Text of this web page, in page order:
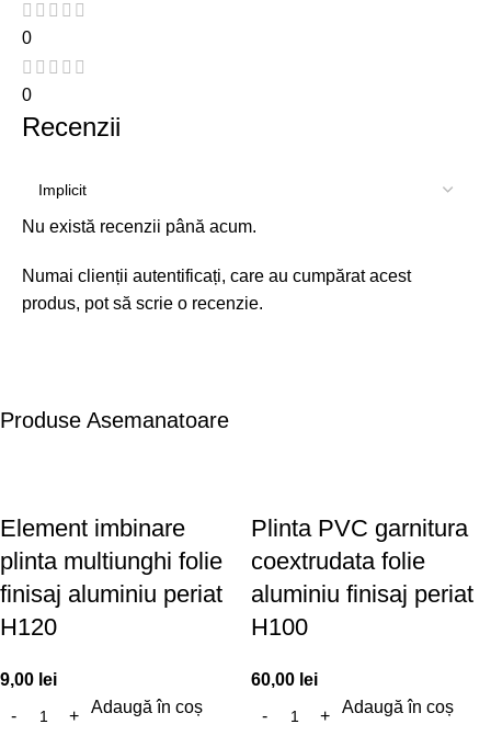
0
0
Recenzii
Nu există recenzii până acum.
Numai clienții autentificați, care au cumpărat acest
produs, pot să scrie o recenzie.
Produse Asemanatoare
Element imbinare
plinta multiunghi folie
finisaj aluminiu periat
H120
9,00 lei
Adaugă în coș
Plinta PVC garnitura
coextrudata folie
aluminiu finisaj periat
H100
60,00 lei
Adaugă în coș